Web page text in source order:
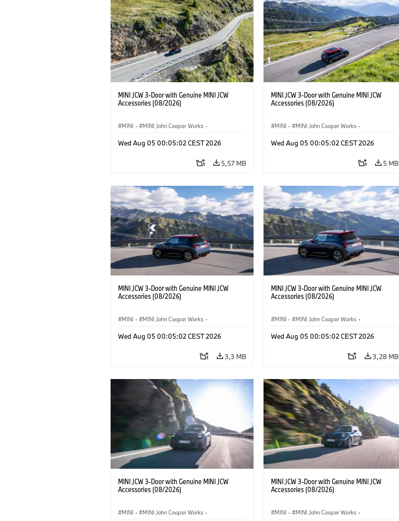
MINI JCW 3-Door with Genuine MINI JCW
Accessories (08/2026)
MINI · MINI John Cooper Works ·
Wed Aug 05 00:05:02 CEST 2026
5,57 MB
MINI JCW 3-Door with Genuine MINI JCW
Accessories (08/2026)
MINI · MINI John Cooper Works ·
Wed Aug 05 00:05:02 CEST 2026
5 MB
MINI JCW 3-Door with Genuine MINI JCW
Accessories (08/2026)
MINI · MINI John Cooper Works ·
Wed Aug 05 00:05:02 CEST 2026
3,3 MB
MINI JCW 3-Door with Genuine MINI JCW
Accessories (08/2026)
MINI · MINI John Cooper Works ·
Wed Aug 05 00:05:02 CEST 2026
3,28 MB
MINI JCW 3-Door with Genuine MINI JCW
Accessories (08/2026)
MINI · MINI John Cooper Works ·
MINI JCW 3-Door with Genuine MINI JCW
Accessories (08/2026)
MINI · MINI John Cooper Works ·